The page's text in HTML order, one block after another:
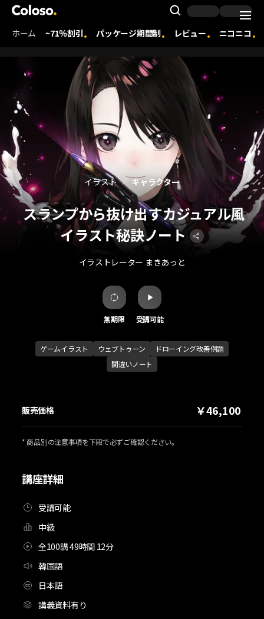
Coloso. | コロソ.
Search
Coloso Menu
ホーム ~71％割引 パッケージ期間制 レビュー ニコニコ
スランプから抜け出すカジュアル風
イラスト秘訣ノート
イラストレーター まきあっと
イラスト キャラクター
無期限 受講可能
ゲームイラスト ウェブトゥーン
ドローイング改善例題
間違いノート
講座詳細
受講可能
中級
全100講 49時間 12分
韓国語
日本語
講義資料有り
販売価格 ￥46,100
* 商品別の注意事項を下段で必ずご確認ください。